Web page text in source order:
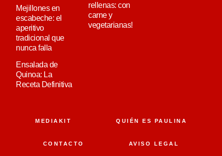
Mejillones en
escabeche: el
aperitivo
tradicional que
nunca falla
Ensalada de
Quinoa: La
Receta Definitiva
rellenas: con
carne y
vegetarianas!
MEDIAKIT QUIÉN ES PAULINA
CONTACTO AVISO LEGAL